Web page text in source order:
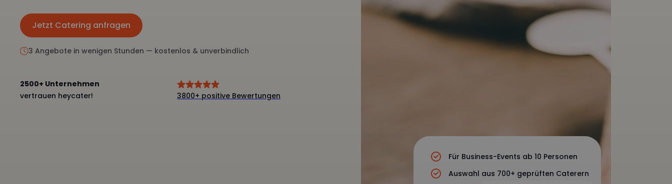
Jetzt Catering anfragen
Jetzt anfragen
3 Angebote in wenigen Stunden — kostenlos & unverbindlich
2500+ Unternehmen
vertrauen heycater!
3800+ positive Bewertungen
Für Business-Events ab 10 Personen
Auswahl aus 700+ geprüften Caterern